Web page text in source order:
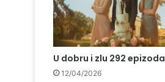
U dobru i zlu 292 epizoda
12/04/2026